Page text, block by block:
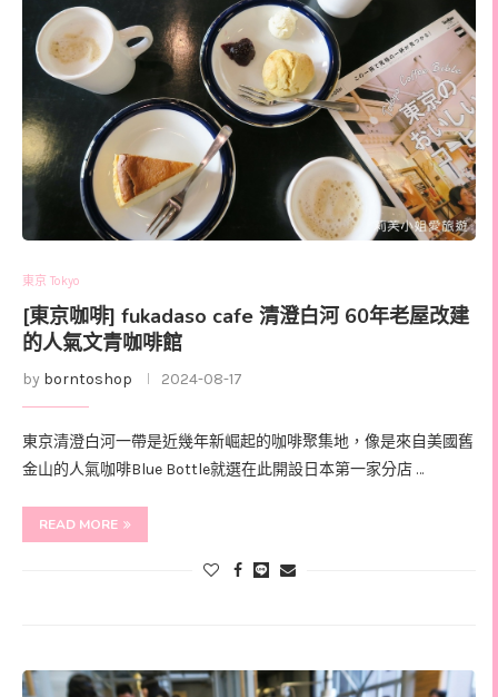
東京 Tokyo
[東京咖啡] fukadaso cafe 清澄白河 60年老屋改建
的人氣文青咖啡館
by borntoshop 2024-08-17
東京清澄白河一帶是近幾年新崛起的咖啡聚集地，像是來自美國舊
金山的人氣咖啡Blue Bottle就選在此開設日本第一家分店 …
READ MORE